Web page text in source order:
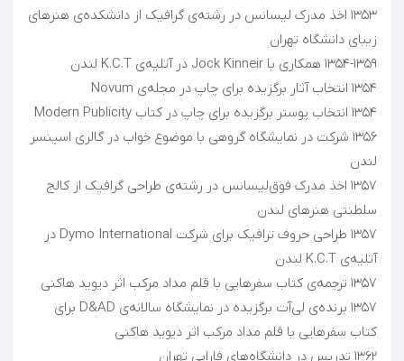
۱۳۵۳ اخذ مدرک لیسانس در رشته‌ی گرافیک از دانشکده‌ی هنرهای
۱۳۵۶ شرکت در نمایشگاه گروهی با موضوع خواب در گالری اسپنسر
۱۳۵۷ اخذ مدرک فوق‌لیسانس در رشته‌ی طراحی گرافیک از کالج
۱۳۵۷ طراحی حروف ترافیک برای شرکت Dymo International در
۱۳۵۷ برنده‌ی لی‌آت برگزیده در نمایشگاه سالانه‌ی D&AD برای